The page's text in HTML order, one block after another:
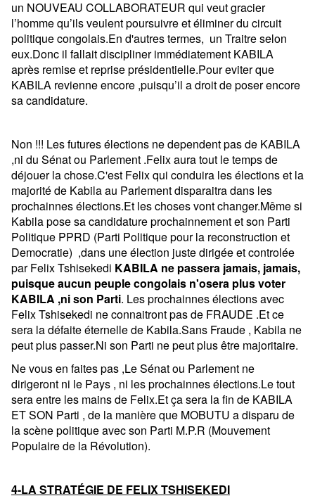
un NOUVEAU COLLABORATEUR qui veut gracier
l’homme qu’ils veulent poursuivre et éliminer du circuit
politique congolais.En d'autres termes, un Traitre selon
eux.Donc il fallait discipliner immédiatement KABILA
après remise et reprise présidentielle.Pour eviter que
KABILA revienne encore ,puisqu’il a droit de poser encore
sa candidature.
Non !!! Les futures élections ne dependent pas de KABILA
,ni du Sénat ou Parlement .Felix aura tout le temps de
déjouer la chose.C'est Felix qui conduira les élections et la
majorité de Kabila au Parlement disparaitra dans les
prochainnes élections.Et les choses vont changer.Même si
Kabila pose sa candidature prochainnement et son Parti
Politique PPRD (Parti Politique pour la reconstruction et
Democratie) ,dans une élection juste dirigée et controlée
par Felix Tshisekedi KABILA ne passera jamais, jamais,
puisque aucun peuple congolais n'osera plus voter
KABILA ,ni son Parti. Les prochainnes élections avec
Felix Tshisekedi ne connaitront pas de FRAUDE .Et ce
sera la défaite éternelle de Kabila.Sans Fraude , Kabila ne
peut plus passer.Ni son Parti ne peut plus être majoritaire.
Ne vous en faites pas ,Le Sénat ou Parlement ne
dirigeront ni le Pays , ni les prochainnes élections.Le tout
sera entre les mains de Felix.Et ça sera la fin de KABILA
ET SON Parti , de la manière que MOBUTU a disparu de
la scène politique avec son Parti M.P.R (Mouvement
Populaire de la Révolution).
4-LA STRATÉGIE DE FELIX TSHISEKEDI